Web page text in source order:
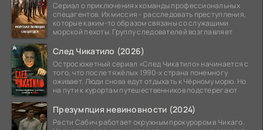
Сериал о приключениях команды профессиональных
спецагентов. Их миссия - расследовать преступления,
которые каким-то образом связаны со служащими
морской пехоты. Группу следователей возглавляет
След Чикатило (2026)
Остросюжетный сериал «След Чикатило» начинается с
того, что после тяжёлых 1990-х страна понемногу
оживает. Люди снова едут отдыхать к Чёрному морю. Но
на пути к курортам путешественников подстерегают
Презумпция невиновности (2024)
Расти Сабич работает окружным прокурором в Чикаго.